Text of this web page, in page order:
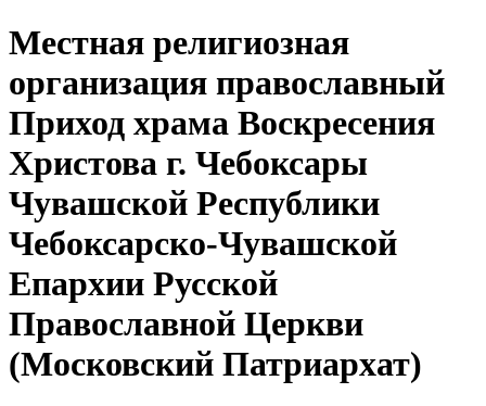
Местная религиозная
организация православный
Приход храма Воскресения
Христова г. Чебоксары
Чувашской Республики
Чебоксарско-Чувашской
Епархии Русской
Православной Церкви
(Московский Патриархат)